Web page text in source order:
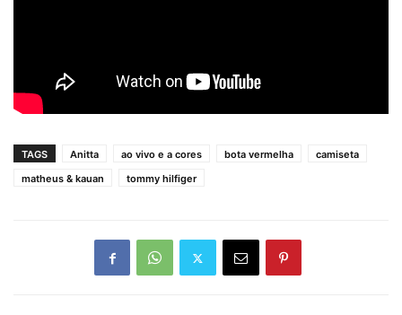
TAGS Anitta ao vivo e a cores bota vermelha
camiseta
matheus & kauan
tommy hilfiger